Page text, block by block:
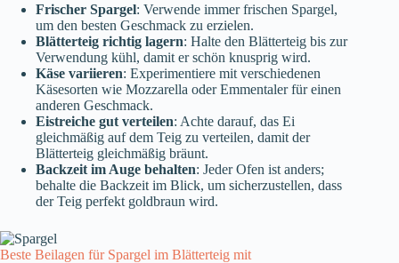
Frischer Spargel: Verwende immer frischen Spargel,
um den besten Geschmack zu erzielen.
Blätterteig richtig lagern: Halte den Blätterteig bis zur
Verwendung kühl, damit er schön knusprig wird.
Käse variieren: Experimentiere mit verschiedenen
Käsesorten wie Mozzarella oder Emmentaler für einen
anderen Geschmack.
Eistreiche gut verteilen: Achte darauf, das Ei
gleichmäßig auf dem Teig zu verteilen, damit der
Blätterteig gleichmäßig bräunt.
Backzeit im Auge behalten: Jeder Ofen ist anders;
behalte die Backzeit im Blick, um sicherzustellen, dass
der Teig perfekt goldbraun wird.
Beste Beilagen für Spargel im Blätterteig mit